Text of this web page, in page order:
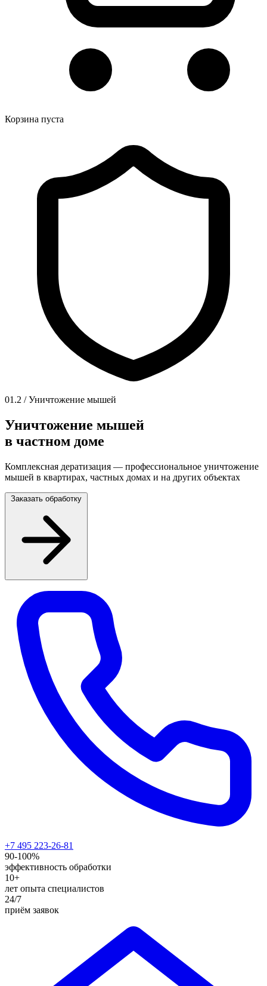
Корзина пуста
01.2 / Уничтожение мышей
Уничтожение мышей
в частном доме
Комплексная дератизация — профессиональное уничтожение
мышей в квартирах, частных домах и на других объектах
Заказать обработку
+7 495 223-26-81
90-100%
эффективность обработки
10+
лет опыта специалистов
24/7
приём заявок